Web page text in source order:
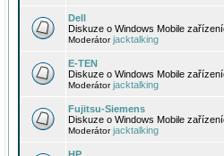
Dell
Diskuze o Windows Mobile
Moderátorjacktalking
E-TEN
Diskuze o Windows Mobile
Moderátorjacktalking
Fujitsu-Siemens
Diskuze o Windows Mobile
Moderátorjacktalking